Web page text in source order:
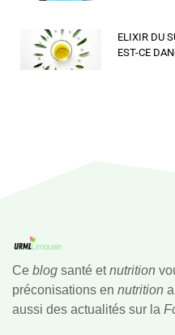
ELIXIR DU
EST-CE
Ce blog santé etnutrition
préconisations en nutrition
aussi des actualités sur la